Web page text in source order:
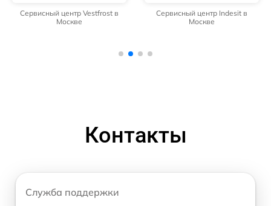
Сервисный центр Vestfrost в
Москве
Сервисный центр Indesit в
Москве
Контакты
Служба поддержки